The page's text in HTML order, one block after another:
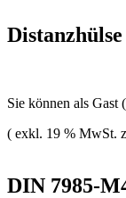
Sie können als Gast
( exkl. 19 % MwSt.
DIN 7985-